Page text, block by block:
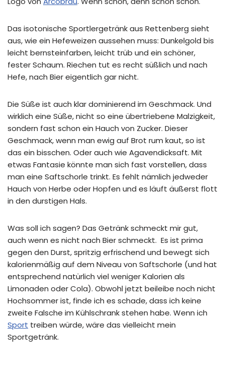
Das isotonische Sportlergetränk aus Rettenberg sieht
aus, wie ein Hefeweizen aussehen muss: Dunkelgold bis
leicht bernsteinfarben, leicht trüb und ein schöner,
fester Schaum. Riechen tut es recht süßlich und nach
Hefe, nach Bier eigentlich gar nicht.
Die Süße ist auch klar dominierend im Geschmack. Und
wirklich eine Süße, nicht so eine übertriebene Malzigkeit,
sondern fast schon ein Hauch von Zucker. Dieser
Geschmack, wenn man ewig auf Brot rum kaut, so ist
das ein bisschen. Oder auch wie Agavendicksaft. Mit
etwas Fantasie könnte man sich fast vorstellen, dass
man eine Saftschorle trinkt. Es fehlt nämlich jedweder
Hauch von Herbe oder Hopfen und es läuft äußerst flott
in den durstigen Hals.
Was soll ich sagen? Das Getränk schmeckt mir gut,
auch wenn es nicht nach Bier schmeckt. Es ist prima
gegen den Durst, spritzig erfrischend und bewegt sich
kalorienmäßig auf dem Niveau von Saftschorle (und hat
entsprechend natürlich viel weniger Kalorien als
Limonaden oder Cola). Obwohl jetzt beileibe noch nicht
Hochsommer ist, finde ich es schade, dass ich keine
zweite Falsche im Kühlschrank stehen habe. Wenn ich
Sport treiben würde, wäre das vielleicht mein
Sportgetränk.